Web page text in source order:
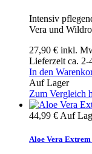
Intensiv
Vera und
27,90 € inkl.
Lieferzeit ca. 2-
In den
Auf Lager
Zum Vergleich
44,99 € Auf
Aloe Vera